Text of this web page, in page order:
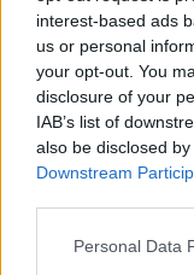
interest-based ads
us or personal
your opt-out. You
disclosure of your
IAB’s list of
also be disclosed
Downstream
Personal Data